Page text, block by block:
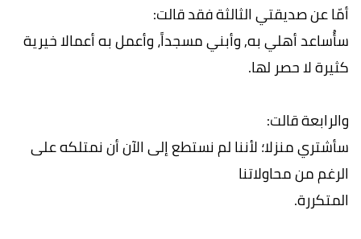
أمّا عن صدیقتي الثالثة فقد قالت:
سأُساعد أھلي به, وأبني مسجداً، وأعمل به أعمالا خیرية
كثیرة لا حصر لھا.
والرابعة قالت:
سأشتري منزلا؛ لأننا لم نستطع إلى الآن أن نمتلكه على
الرغم من محاولاتنا
المتكررة.